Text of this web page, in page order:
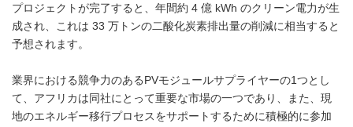
プロジェクトが完了すると、年間約 4 億 kWh のクリーン電力が生
成され、これは 33 万トンの二酸化炭素排出量の削減に相当すると
予想されます。
業界における競争力のあるPVモジュールサプライヤーの1つとし
て、アフリカは同社にとって重要な市場の一つであり、また、現
地のエネルギー移行プロセスをサポートするために積極的に参加